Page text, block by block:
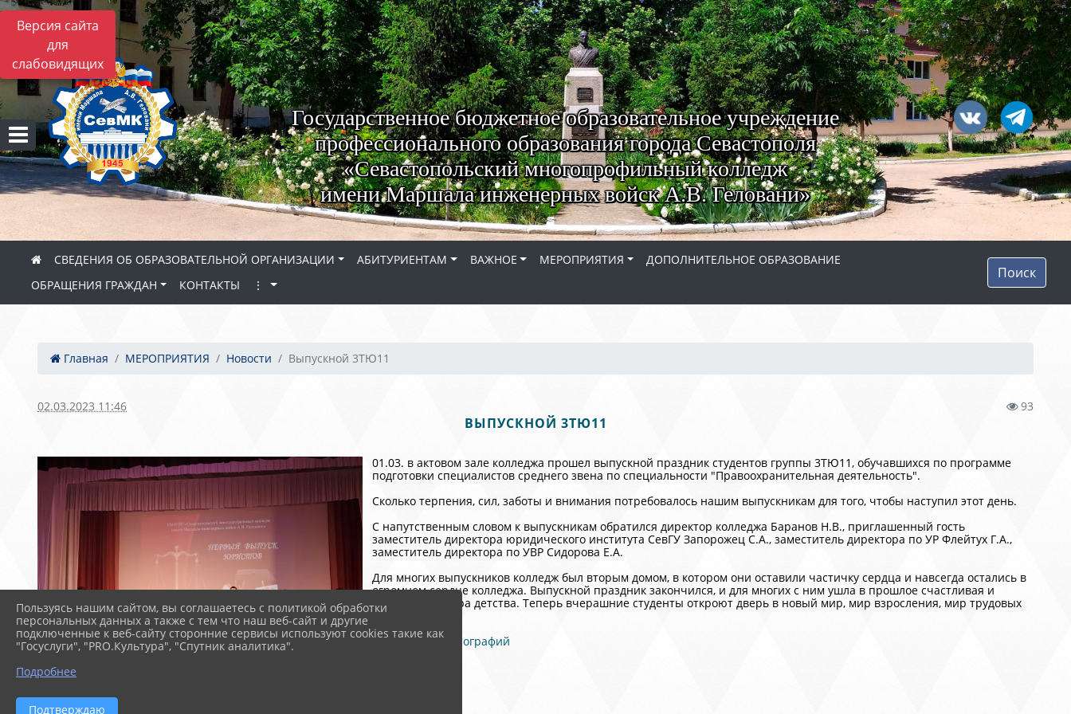
Версия сайта
для
слабовидящих
Государственное бюджетное образовательное учреждение
профессионального образования города Севастополя
«Севастопольский многопрофильный колледж
имени Маршала инженерных войск А.В. Геловани»
СВЕДЕНИЯ ОБ ОБРАЗОВАТЕЛЬНОЙ ОРГАНИЗАЦИИ АБИТУРИЕНТАМ ВАЖНОЕ МЕРОПРИЯТИЯ
ДОПОЛНИТЕЛЬНОЕ ОБРАЗОВАНИЕ
ОБРАЩЕНИЯ ГРАЖДАН
КОНТАКТЫ ⋮
Поиск
Главная МЕРОПРИЯТИЯ Новости Выпускной 3ТЮ11
02.03.2023 11:46 93
ВЫПУСКНОЙ 3ТЮ11
01.03. в актовом зале колледжа прошел выпускной праздник студентов группы 3ТЮ11, обучавшихся по программе
подготовки специалистов среднего звена по специальности "Правоохранительная деятельность".
Сколько терпения, сил, заботы и внимания потребовалось нашим выпускникам для того, чтобы наступил этот день.
С напутственным словом к выпускникам обратился директор колледжа Баранов Н.В., приглашенный гость
заместитель директора юридического института СевГУ Запорожец С.А., заместитель директора по УР Флейтух Г.А.,
заместитель директора по УВР Сидорова Е.А.
Для многих выпускников колледж был вторым домом, в котором они оставили частичку сердца и навсегда остались в
огромном сердце колледжа. Выпускной праздник закончился, и для многих с ним ушла в прошлое счастливая и
беззаботная пора детства. Теперь вчерашние студенты откроют дверь в новый мир, мир взросления, мир трудовых
свершений!
Еще больше фотографий
Пользуясь нашим сайтом, вы соглашаетесь с политикой обработки
персональных данных а также с тем что наш веб-сайт и другие
подключенные к веб-сайту сторонние сервисы используют cookies такие как
"Госуслуги", "PRO.Культура", "Спутник аналитика".
Подробнее
Подтверждаю